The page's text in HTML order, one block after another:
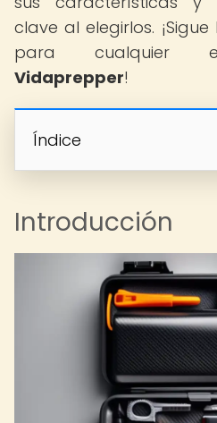
clave al elegirlos.
para cualquier
Vidaprepper!
Índice
Introducción